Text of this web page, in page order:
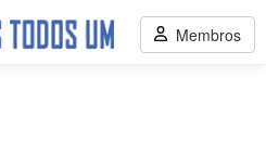
Membros